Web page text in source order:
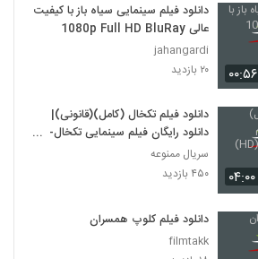
دانلود فیلم سینمایی بیتابی بیتا
دانلود فیلم اطراف آرامش با کیفیت عالی
دانلود فیلم بغض با کیفیت عالی
۱,۵۰۱ بازدید
دانلود فیلم قصه پریا به کارگردانی فریدون
۰۰:۵۶
دانلود فیلم سینمایی سیاه باز با کیفیت
عالی 1080p Full HD BluRay
jahangardi
۲۰ بازدید
۰۴:۰۰
دانلود فیلم تکخال (کامل)(قانونی)|
دانلود رایگان فیلم سینمایی تکخال-
(online)(HD)
سریال ممنوعه
۴۵۰ بازدید
دانلود فیلم کلوپ همسران
filmtakk